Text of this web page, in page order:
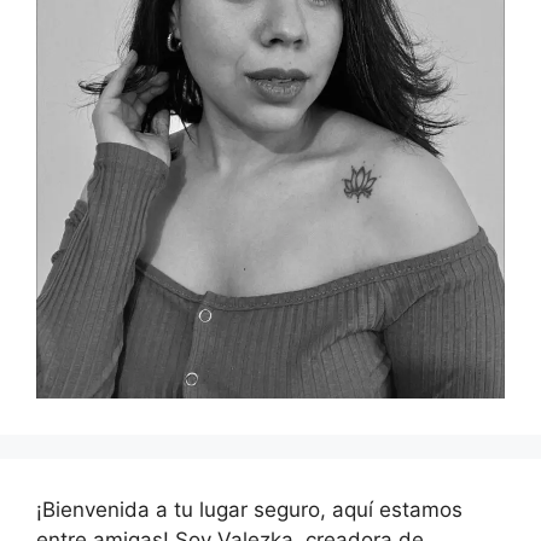
¡Bienvenida a tu lugar seguro, aquí estamos